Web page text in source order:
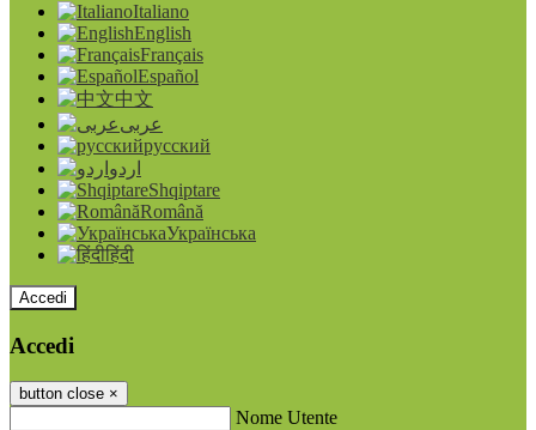
Italiano
English
Français
Español
中文
عربى
русский
اردو
Shqiptare
Română
Українська
हिंदी
Accedi
Accedi
button close ×
Nome Utente